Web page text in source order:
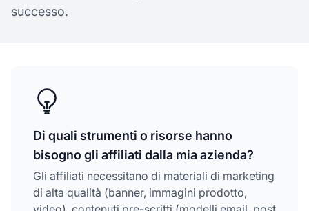
successo.
Di quali strumenti o risorse hanno
bisogno gli affiliati dalla mia azienda?
Gli affiliati necessitano di materiali di marketing
di alta qualità (banner, immagini prodotto,